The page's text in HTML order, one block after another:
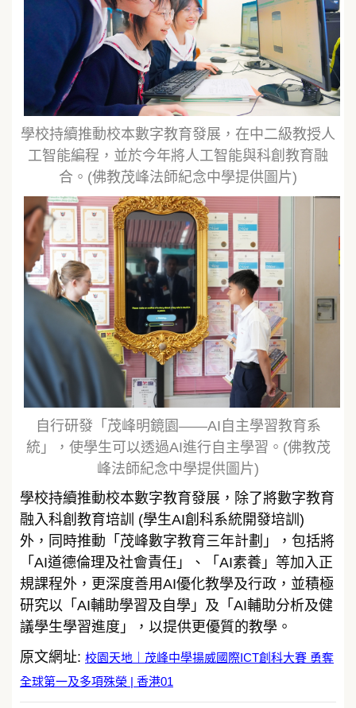
學校持續推動校本數字教育發展，在中二級教授人
工智能編程，並於今年將人工智能與科創教育融
合。(佛教茂峰法師紀念中學提供圖片)
自行研發「茂峰明鏡園——AI自主學習教育系
統」，使學生可以透過AI進行自主學習。(佛教茂
峰法師紀念中學提供圖片)
學校持續推動校本數字教育發展，除了將數字教育
融入科創教育培訓 (學生AI創科系統開發培訓)
外，同時推動「茂峰數字教育三年計劃」，包括將
「AI道德倫理及社會責任」、「AI素養」等加入正
規課程外，更深度善用AI優化教學及行政，並積極
研究以「AI輔助學習及自學」及「AI輔助分析及健
議學生學習進度」，以提供更優質的教學。
原文網址: 校園天地｜茂峰中學揚威國際ICT創科大賽 勇奪
全球第一及多項殊榮 | 香港01